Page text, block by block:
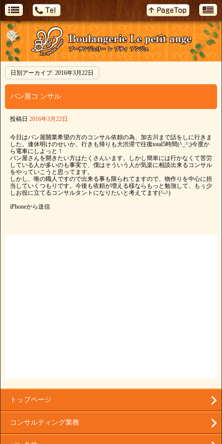
日別アーカイブ: 2016年3月22日
パン屋コ ンサル
投稿日 2016年3月22日
今日はパン屋開業希望の方のコンサル依頼の為、加古川まで話をしに行きま
した。連休明けのせいか、行きも帰りも大渋滞で往復total5時間(^_^;)今度か
ら電車にしよっと！
パン屋さんを開きたい方はたくさんいます。しかし簡単には行かなくて苦労
している人が多いのも事実で、僕はそういう人が気楽に相談出来るコンサル
をやっていこうと思ってます。
しかし、唯の職人ですので出来る事も限られてますので、物作りを中心に担
当していくつもりです。今後も依頼が増える様ならもっと勉強して、もぅ少
しお役に立てるコンサルタントになりたいと考えてます(^-^)
iPhoneから送信
トップページ
コンサルティング業務